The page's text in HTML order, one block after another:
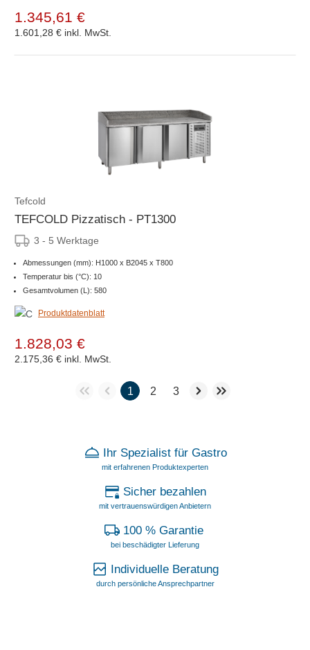
1.345,61 €
1.601,28 € inkl. MwSt.
Tefcold
TEFCOLD Pizzatisch - PT1300
3 - 5 Werktage
Abmessungen (mm): H1000 x B2045 x T800
Temperatur bis (°C): 10
Gesamtvolumen (L): 580
Produktdatenblatt
1.828,03 €
2.175,36 € inkl. MwSt.
1 2 3
Ihr Spezialist für Gastro
mit erfahrenen Produktexperten
Sicher bezahlen
mit vertrauenswürdigen Anbietern
100 % Garantie
bei beschädigter Lieferung
Individuelle Beratung
durch persönliche Ansprechpartner